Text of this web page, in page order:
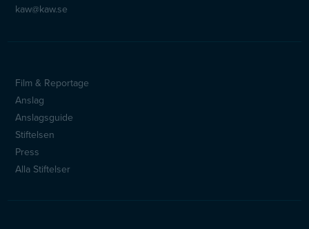
kaw@kaw.se
Sidfotsmeny
Film & Reportage
Anslag
Anslagsguide
Stiftelsen
Press
Alla Stiftelser